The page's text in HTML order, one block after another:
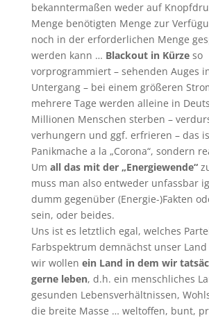
bekanntermaßen weder auf
Menge benötigten Menge zur
noch in der erforderlichen Menge
werden kann … Blackout in Kürzeso
vorprogrammiert – sehenden Auges
Untergang – bei einem größeren
mehrere Tage werden alleine in
Millionen Menschen sterben –
verhungern und ggf. erfrieren – das
Panikmache a la „Corona“, sondern
Um all das mit der „Energiewende“
muss man also entweder unfassbar
dumm gegenüber (Energie-)Fakten
sein, oder beides.
Uns ist es letztlich egal, welches
Farbspektrum demnächst unser
wir wollen ein Land in dem wir
gerne leben, d.h. ein menschliches
gesunden Lebensverhältnissen,
die breite Masse … weltoffen, bunt,